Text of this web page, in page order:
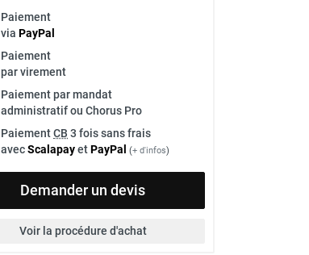
Paiement
via PayPal
Paiement
par virement
Paiement par mandat
administratif ou Chorus Pro
PaiementCB 3 fois sans frais
avecScalapayetPayPal (+ d'infos)
Demander un devis
Voir la procédure d'achat